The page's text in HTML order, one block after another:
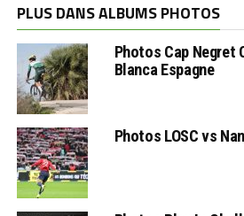
PLUS DANS ALBUMS PHOTOS
Photos Cap Negret
Blanca Espagne
Photos LOSC vs